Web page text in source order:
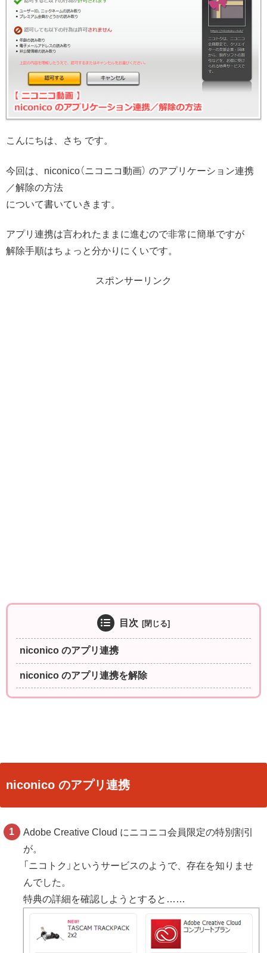
こんにちは、さち です。
今回は、niconico（ニコニコ動画） のアプリケーション連携
／解除の方法
について書いていきます。
アプリ連携は言われたままに進むので非常に簡単ですが
解除手順はちょっと分かりにくいです。
スポンサーリンク
目次
niconico のアプリ連携
niconico のアプリ連携を解除
niconico のアプリ連携
Adobe Creative Cloud にニコニコ会員限定の特別割引
が。
「ニコトク」というサービスのようで、存在を知りませ
んでした。
特典の詳細を確認しようとすると……